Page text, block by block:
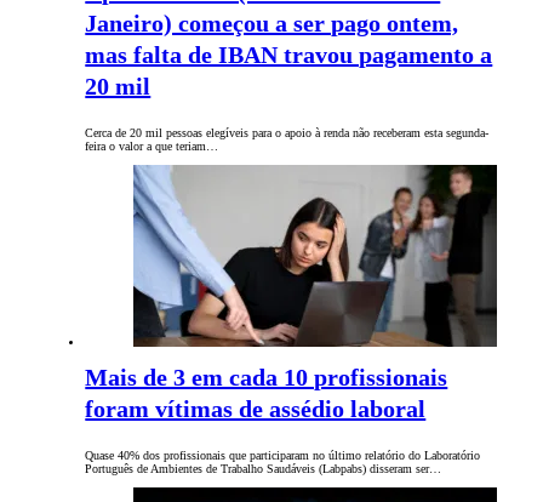
Janeiro) começou a ser pago ontem,
mas falta de IBAN travou pagamento a
20 mil
Cerca de 20 mil pessoas elegíveis para o apoio à renda não receberam esta segunda-
feira o valor a que teriam…
Mais de 3 em cada 10 profissionais
foram vítimas de assédio laboral
Quase 40% dos profissionais que participaram no último relatório do Laboratório
Português de Ambientes de Trabalho Saudáveis (Labpabs) disseram ser…